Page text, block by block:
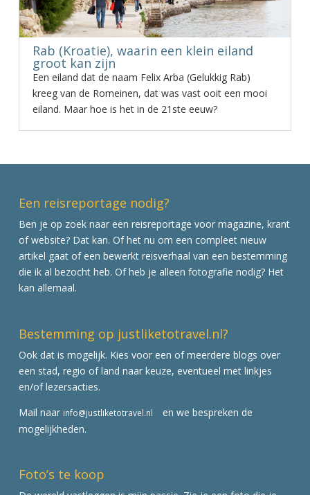
Rab (Kroatie), waarin een klein eiland
groot kan zijn
Een eiland dat de naam Felix Arba (Gelukkig Rab)
kreeg van de Romeinen, dat was vast ooit een mooi
eiland. Maar hoe is het in de 21ste eeuw?
Een reisreportage nodig?
Ben je op zoek naar een reisreportage voor magazine, krant
of website? Dat kan. Of het nu om een compleet nieuw
artikel gaat of een bewerkt reisverhaal van een bestemming
die ik al bezocht heb. Of heb je alleen fotografie nodig? Het
kan allemaal.
Bestemming op justliketotravel.nl?
Ook dat is mogelijk. Kies voor een of meerdere blogs over
een stad, regio of land naar keuze, eventueel met linkjes
en/of lezersacties.
Mail naar info@justliketotravel.nl
en we bespreken de
mogelijkheden.
Foto’s te koop